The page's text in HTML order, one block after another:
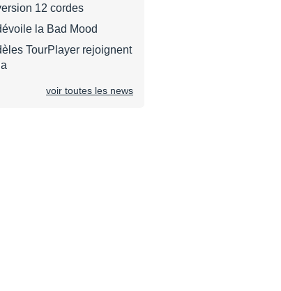
12 cordes
la Bad Mood
TourPlayer rejoignent
voir toutes les news